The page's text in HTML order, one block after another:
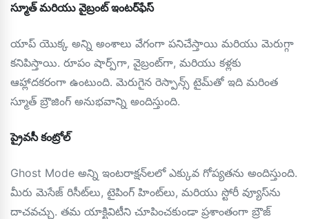
స్మూత్ మరియు వైబ్రంట్ ఇంటర్‌ఫేస్
యాప్ యొక్క అన్ని అంశాలు వేగంగా పనిచేస్తాయి మరియు మెరుగ్గా
కనిపిస్తాయి. రూపం షార్ప్‌గా, వైబ్రంట్‌గా, మరియు కళ్లకు
ఆహ్లాదకరంగా ఉంటుంది. మెరుగైన రెస్పాన్స్ టైమ్‌తో ఇది మరింత
స్మూత్ బ్రౌజింగ్ అనుభవాన్ని అందిస్తుంది.
ప్రైవసీ కంట్రోల్
Ghost Mode అన్ని ఇంటరాక్షన్‌లలో ఎక్కువ గోప్యతను అందిస్తుంది.
మీరు మెసేజ్ రిసీట్‌లు, టైపింగ్ హింట్‌లు, మరియు స్టోరీ వ్యూస్‌ను
దాచవచ్చు. తమ యాక్టివిటీని చూపించకుండా ప్రశాంతంగా బ్రౌజ్